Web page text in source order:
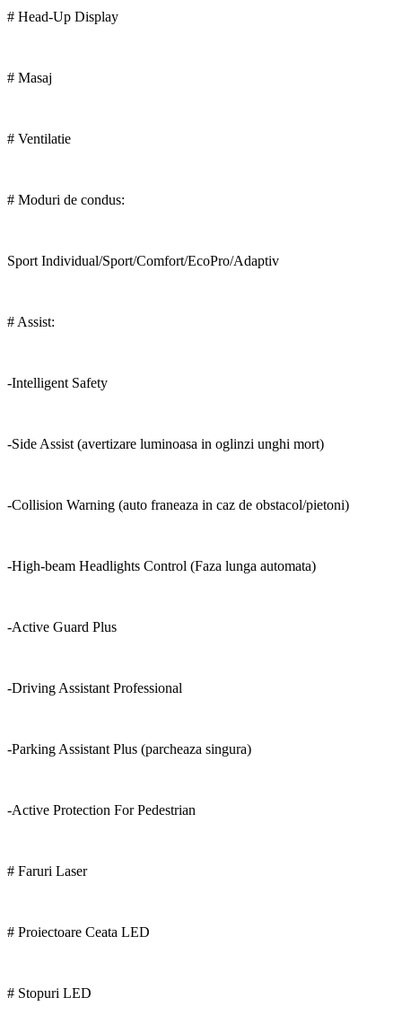
# Head-Up Display
# Masaj
# Ventilatie
# Moduri de condus:
Sport Individual/Sport/Comfort/EcoPro/Adaptiv
# Assist:
-Intelligent Safety
-Side Assist (avertizare luminoasa in oglinzi unghi mort)
-Collision Warning (auto franeaza in caz de obstacol/pietoni)
-High-beam Headlights Control (Faza lunga automata)
-Active Guard Plus
-Driving Assistant Professional
-Parking Assistant Plus (parcheaza singura)
-Active Protection For Pedestrian
# Faruri Laser
# Proiectoare Ceata LED
# Stopuri LED